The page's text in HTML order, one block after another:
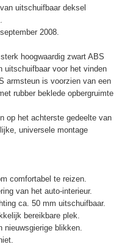
uitschuifbaar deksel
2008.
hoogwaardig zwart ABS
uitschuifbaar voor het vinden
armsteun is voorzien van een
rubber beklede opbergruimte
op het achterste gedeelte van
universele montage
comfortabel te reizen.
van het auto-interieur.
ca. 50 mm uitschuifbaar.
bereikbare plek.
nieuwsgierige blikken.